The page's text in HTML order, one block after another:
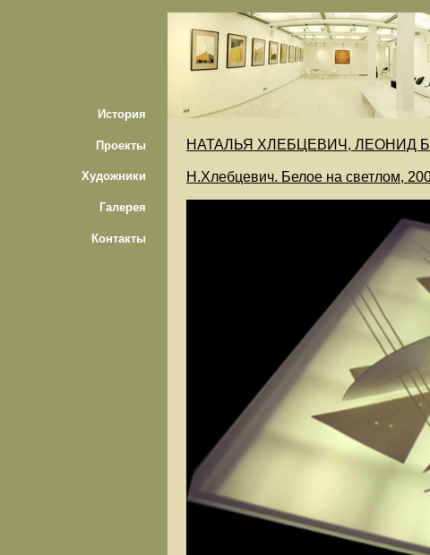
История
Проекты
Художники
Галерея
Контакты
НАТАЛЬЯ ХЛЕБЦЕВИЧ, ЛЕОНИД
Н.Хлебцевич. Белое на светлом,